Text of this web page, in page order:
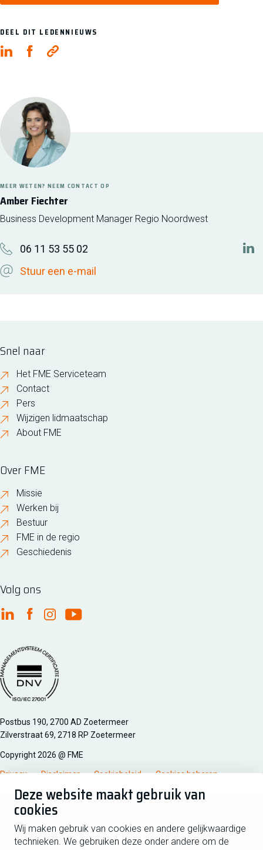
Deze website maakt gebruik van
cookies
Wij maken gebruik van cookies en andere gelijkwaardige
technieken. We gebruiken deze onder andere om de
DEEL DIT LEDENNIEUWS
Amber Fiechter
MEER WETEN? NEEM CONTACT OP
Business Development Manager Regio Noordwest
06 11 53 55 02
Stuur een e-mail
Snel naar
Het FME Serviceteam
Contact
Pers
Wijzigen lidmaatschap
About FME
Over FME
Missie
Werken bij
Bestuur
FME in de regio
Geschiedenis
Volg ons
FME Linkedin
FME Facebook
FME Instagram
FME Youtube
Managementsyteem certificatie DNV iso/iec 27001
Postbus 190, 2700 AD Zoetermeer
Zilverstraat 69, 2718 RP Zoetermeer
Copyright 2026 @ FME
Privacy Disclaimer Cookiebeleid Cookies beheren
Schrijf je in voor de nieuwsbrief
Voornaam